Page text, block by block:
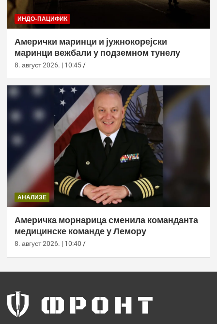
ИНДО-ПАЦИФИК
Амерички маринци и јужнокорејски
маринци вежбали у подземном тунелу
8. август 2026. | 10:45
АНАЛИЗЕ
Америчка морнарица сменила команданта
медицинске команде у Лемору
8. август 2026. | 10:40